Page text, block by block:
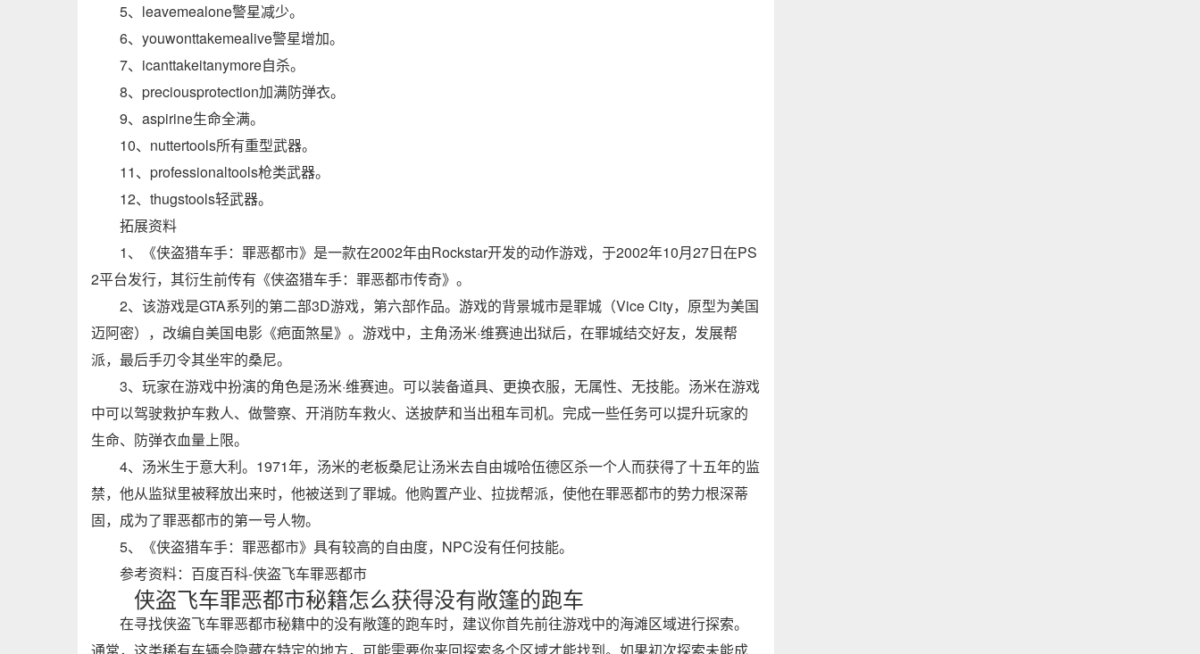
5、leavemealone警星减少。
6、youwonttakemealive警星增加。
7、icanttakeitanymore自杀。
8、preciousprotection加满防弹衣。
9、aspirine生命全满。
10、nuttertools所有重型武器。
11、professionaltools枪类武器。
12、thugstools轻武器。
拓展资料
1、《侠盗猎车手：罪恶都市》是一款在2002年由Rockstar开发的动作游戏，于2002年10月27日在PS
2平台发行，其衍生前传有《侠盗猎车手：罪恶都市传奇》。
2、该游戏是GTA系列的第二部3D游戏，第六部作品。游戏的背景城市是罪城（Vice City，原型为美国
迈阿密），改编自美国电影《疤面煞星》。游戏中，主角汤米·维赛迪出狱后，在罪城结交好友，发展帮
派，最后手刃令其坐牢的桑尼。
3、玩家在游戏中扮演的角色是汤米·维赛迪。可以装备道具、更换衣服，无属性、无技能。汤米在游戏
中可以驾驶救护车救人、做警察、开消防车救火、送披萨和当出租车司机。完成一些任务可以提升玩家的
生命、防弹衣血量上限。
4、汤米生于意大利。1971年，汤米的老板桑尼让汤米去自由城哈伍德区杀一个人而获得了十五年的监
禁，他从监狱里被释放出来时，他被送到了罪城。他购置产业、拉拢帮派，使他在罪恶都市的势力根深蒂
固，成为了罪恶都市的第一号人物。
5、《侠盗猎车手：罪恶都市》具有较高的自由度，NPC没有任何技能。
参考资料：百度百科-侠盗飞车罪恶都市
侠盗飞车罪恶都市秘籍怎么获得没有敞篷的跑车
在寻找侠盗飞车罪恶都市秘籍中的没有敞篷的跑车时，建议你首先前往游戏中的海滩区域进行探索。